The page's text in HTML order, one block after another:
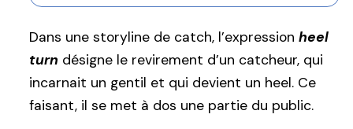
Dans une storyline de catch, l’expression heel
turn désigne le revirement d’un catcheur, qui
incarnait un gentil et qui devient un heel. Ce
faisant, il se met à dos une partie du public.